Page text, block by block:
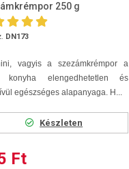
250 g
DN173
vagyis a szezámkrémpor a
konyha elengedhetetlen és
egészséges alapanyaga. H...
Készleten
Ft